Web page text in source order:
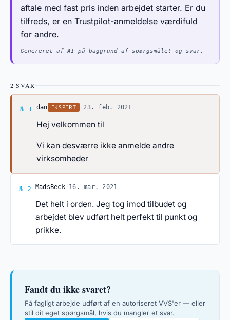
aftale med fast pris inden arbejdet starter. Er du
tilfreds, er en Trustpilot-anmeldelse værdifuld
for andre.
Genereret af AI på baggrund af spørgsmålet og svar.
2 SVAR
№ 1 Svar af dan
dan EKSPERT 23. feb. 2021
Hej velkommen til
Vi kan desværre ikke anmelde andre
virksomheder
№ 2 Svar af MadsBeck
MadsBeck· 16. mar. 2021
Det helt i orden. Jeg tog imod tilbudet og
arbejdet blev udført helt perfekt til punkt og
prikke.
Fandt du ikke svaret?
Få fagligt arbejde udført af en autoriseret VVS'er — eller
stil dit eget spørgsmål, hvis du mangler et svar.